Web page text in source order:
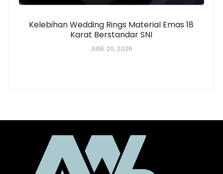
Kelebihan Wedding Rings Material Emas 18
Karat Berstandar SNI
JUNE 20, 2026